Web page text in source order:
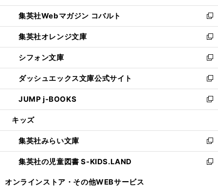
開
く
ウ
で
開
く
ン
ド
ウ
で
開
く
ウ
ィ
ン
ド
ウ
で
開
く
集英社Webマガジン コバルト
新
し
い
ウ
ィ
ン
ド
ウ
で
開
集英社オレンジ文庫
新
し
い
ウ
ィ
ン
ド
ウ
開
く
シフォン文庫
新
し
い
ウ
ィ
ン
ウ
で
開
く
ダッシュエックス文庫公式サイト
新
し
い
ウ
ン
ド
ウ
で
JUMP j-BOOKS
新
し
ウ
ィ
ン
ド
キッズ
集英社みらい文庫
新
し
い
集英社の児童図書 S-KIDS.LAND
新
オンラインストア・ その他WEBサービス